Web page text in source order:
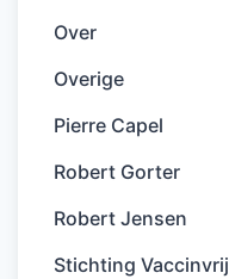
Over
Overige
Pierre Capel
Robert Gorter
Robert Jensen
Stichting Vaccinvrij